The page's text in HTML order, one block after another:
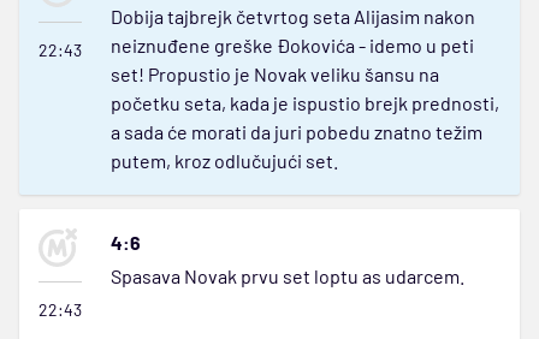
22:43
Dobija tajbrejk četvrtog seta Alijasim nakon
neiznuđene greške Đokovića - idemo u peti
set! Propustio je Novak veliku šansu na
početku seta, kada je ispustio brejk prednosti,
a sada će morati da juri pobedu znatno težim
putem, kroz odlučujući set.
22:43
4:6
Spasava Novak prvu set loptu as udarcem.